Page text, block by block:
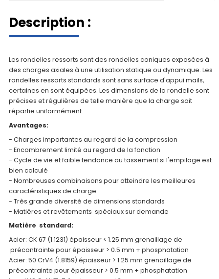
Description :
Les rondelles ressorts sont des rondelles coniques exposées à
des charges axiales à une utilisation statique ou dynamique. Les
rondelles ressorts standards sont sans surface d'appui mails,
certaines en sont équipées. Les dimensions de la rondelle sont
précises et régulières de telle manière que la charge soit
répartie uniformément.
Avantages:
- Charges importantes au regard de la compression
- Encombrement limité au regard de la fonction
- Cycle de vie et faible tendance au tassement si l'empilage est
bien calculé
- Nombreuses combinaisons pour atteindre les meilleures
caractéristiques de charge
- Très grande diversité de dimensions standards
- Matières et revêtements spéciaux sur demande
Matière standard:
Acier: CK 67 (1.1231) épaisseur < 1.25 mm grenaillage de
précontrainte pour épaisseur > 0.5 mm + phosphatation
Acier: 50 CrV4 (1.8159) épaisseur > 1.25 mm grenaillage de
précontrainte pour épaisseur > 0.5 mm + phosphatation